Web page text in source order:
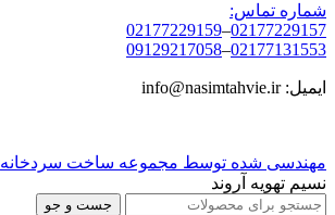
شماره تماس:
02177229157
–
02177229159
02177131553
–
09129217058
ایمیل: info@nasimtahvie.ir
مهندسی شده توسط مجموعه ساخت سردخانه
نسیم تهویه آروند
جست و جو